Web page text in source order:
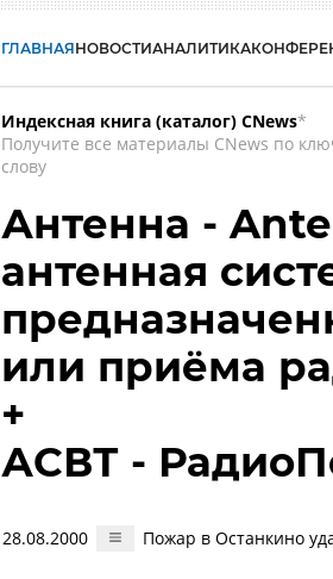
ГЛАВНАЯНОВОСТИАНАЛИТИКА
Индексная книга (каталог) CNews*
Получите все материалы CNews по
слову
Антенна -
антенная
или приёма
+
АСВТ -
28.08.2000 Пожар в Останкино